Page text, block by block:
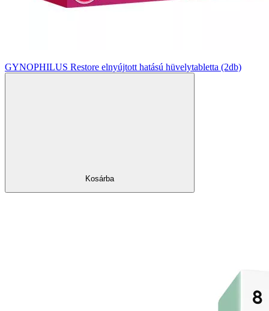
GYNOPHILUS Restore elnyújtott hatású hüvelytabletta (2db)
Kosárba